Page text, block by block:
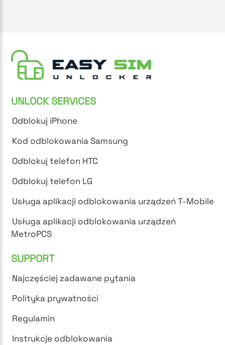
UNLOCK SERVICES
Odblokuj iPhone
Kod odblokowania Samsung
Odblokuj telefon HTC
Odblokuj telefon LG
Usługa aplikacji odblokowania urządzeń T-Mobile
Usługa aplikacji odblokowania urządzeń
MetroPCS
SUPPORT
Najczęściej zadawane pytania
Polityka prywatności
Regulamin
Instrukcje odblokowania